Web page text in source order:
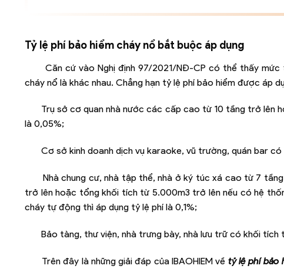
Tỷ lệ phí bảo hiểm cháy nổ bắt buộc áp dụng
Căn cứ vào Nghị định 97/2021/NĐ-CP có thể thấy mức
cháy nổ là khác nhau. Chẳng hạn tỷ lệ phí bảo hiểm được áp
Trụ sở cơ quan nhà nước các cấp cao từ 10 tầng trở lên
là 0,05%;
Cơ sở kinh doanh dịch vụ karaoke, vũ trường, quán bar
Nhà chung cư, nhà tập thể, nhà ở ký túc xá cao từ 7
trở lên hoặc tổng khối tích từ 5.000m3 trở lên nếu có hệ
cháy tự động thì áp dụng tỷ lệ phí là 0,1%;
Bảo tàng, thư viện, nhà trưng bày, nhà lưu trữ có khối
Trên đây là những giải đáp của IBAOHIEM về tỷ lệ phí bảo